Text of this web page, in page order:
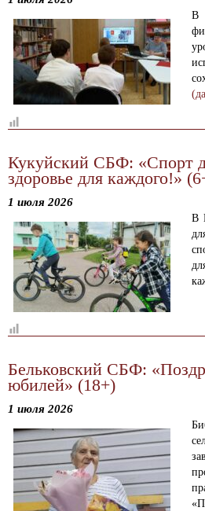
В
Кукуйский СБФ: «Спорт
здоровье для каждого!»
1 июля 2026
В
Бельковский СБФ:
юбилей» (18+)
1 июля 2026